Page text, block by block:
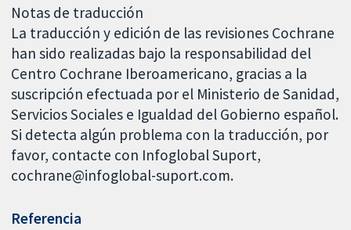
Notas de traducción
La traducción y edición de las revisiones Cochrane
han sido realizadas bajo la responsabilidad del
Centro Cochrane Iberoamericano, gracias a la
suscripción efectuada por el Ministerio de Sanidad,
Servicios Sociales e Igualdad del Gobierno español.
Si detecta algún problema con la traducción, por
favor, contacte con Infoglobal Suport,
cochrane@infoglobal-suport.com.
Referencia